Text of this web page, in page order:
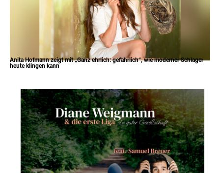
Anita Hofmann zeigt mit „Ganz ehrlich: gefährlich“, wie moderner Schlager
heute klingen kann